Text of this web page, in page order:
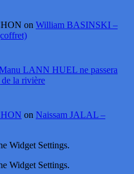
on William BASINSKI –
LANN HUEL ne passera
la rivière
on Naissam JALAL –
Widget Settings.
Widget Settings.